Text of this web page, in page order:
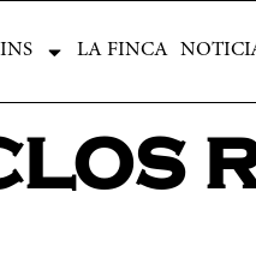
LA FINCA